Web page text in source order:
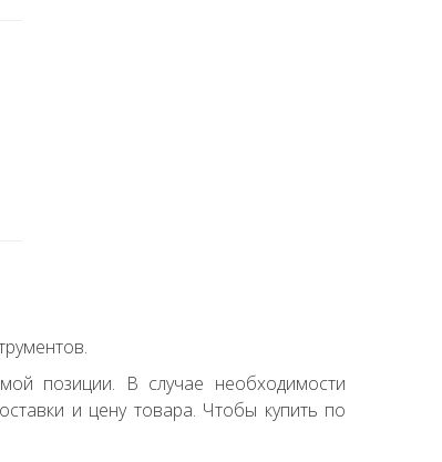
позиции. В случае необходимости
и цену товара. Чтобы купить по